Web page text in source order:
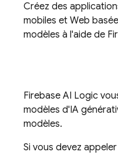
Créez des
mobiles et Web
modèles à l'aide de
Firebase AI Logic
modèles d'IA
modèles.
Si vous devez